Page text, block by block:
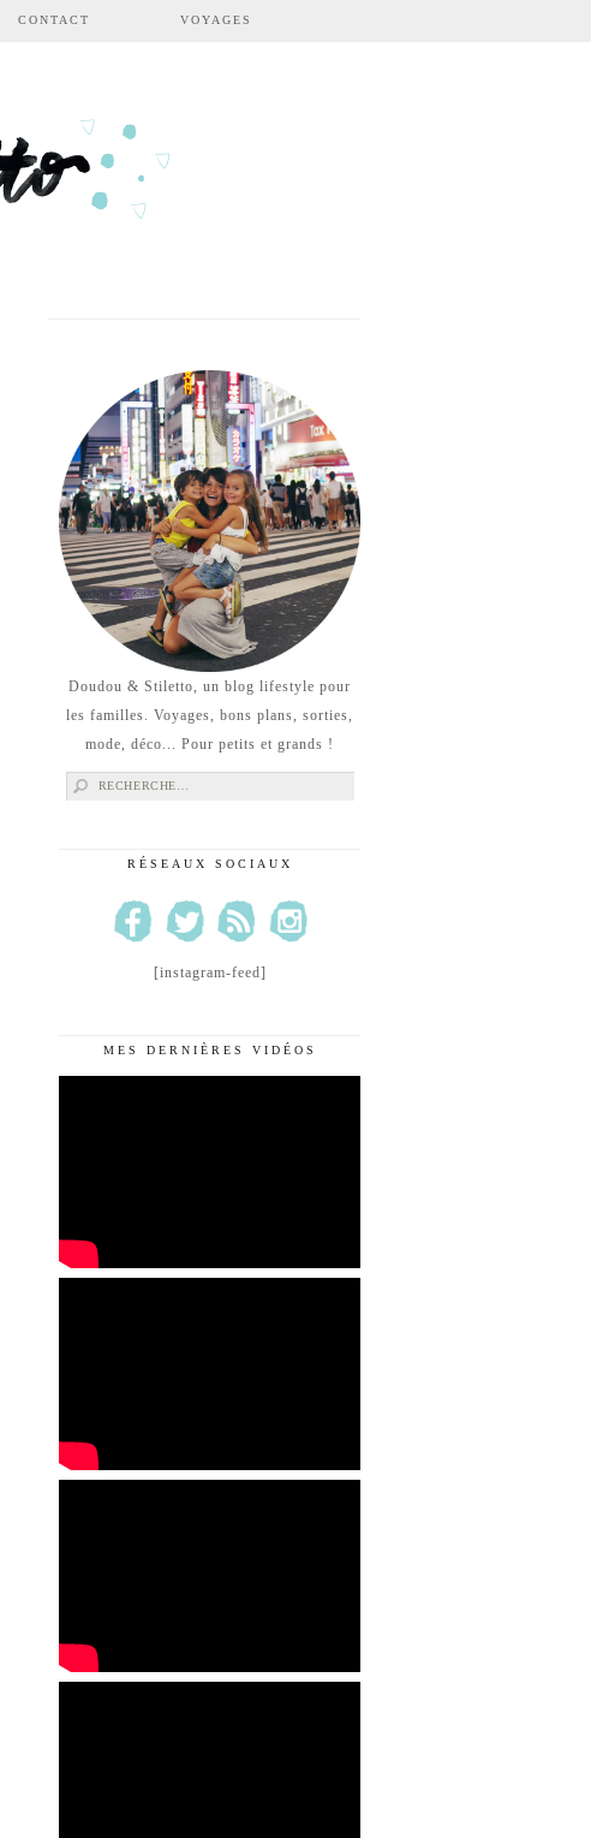
CONTACT VOYAGES
Doudou & Stiletto, un blog lifestyle pour
les familles. Voyages, bons plans, sorties,
mode, déco... Pour petits et grands !
Rechercher :
RÉSEAUX SOCIAUX
[instagram-feed]
MES DERNIÈRES VIDÉOS